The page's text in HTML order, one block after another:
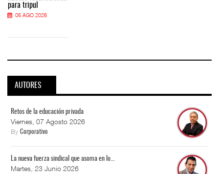
para tripul
05 AGO 2026
AUTORES
Retos de la educación privada
Viernes, 07 Agosto 2026
By Corporativo
La nueva fuerza sindical que asoma en lo...
Martes, 23 Junio 2026